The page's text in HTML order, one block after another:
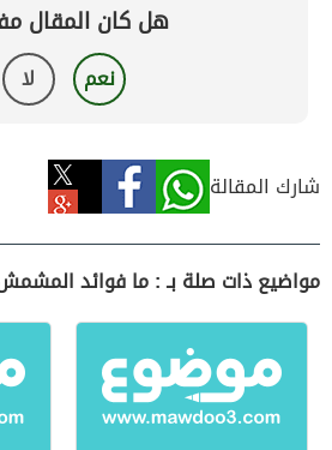
هل كان المقال
نعم لا
شارك المقالة
مواضيع ذات صلة بـ : ما فوائد